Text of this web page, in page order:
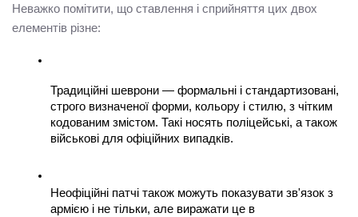
Неважко помітити, що ставлення і сприйняття цих двох
елементів різне:
Традиційні шеврони — формальні і стандартизовані,
строго визначеної форми, кольору і стилю, з чітким
кодованим змістом. Такі носять поліцейські, а також
військові для офіційних випадків.
Неофіційні патчі також можуть показувати зв'язок з
армією і не тільки, але виражати це в